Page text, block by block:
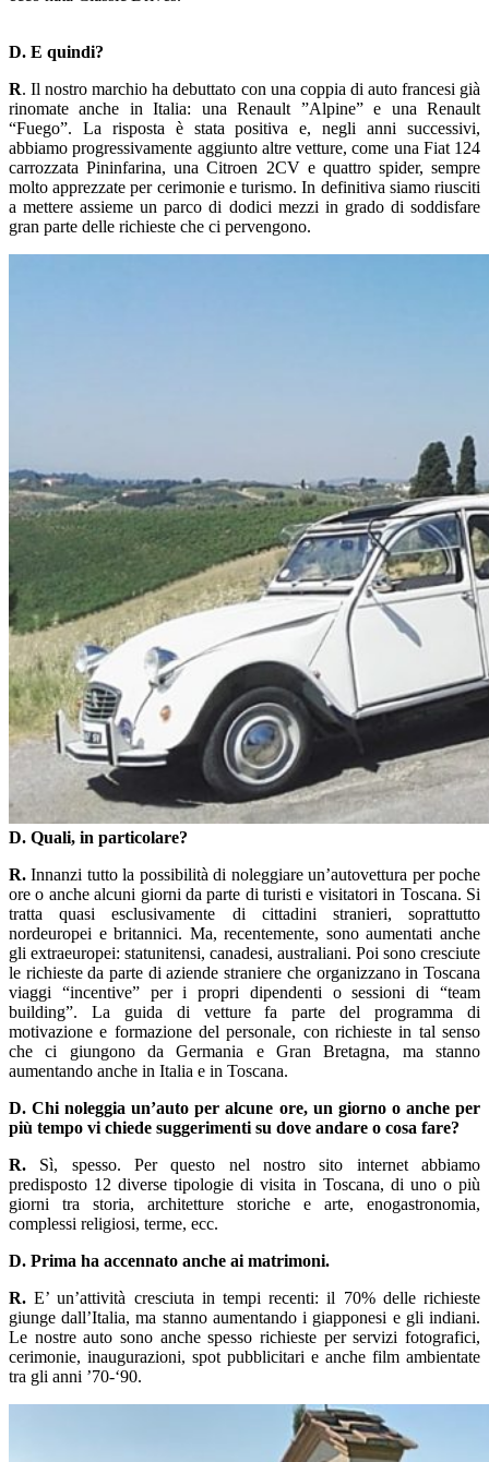
D. E quindi?
R. Il nostro marchio ha debuttato con una coppia di auto francesi già
rinomate anche in Italia: una Renault ”Alpine” e una Renault
“Fuego”. La risposta è stata positiva e, negli anni successivi,
abbiamo progressivamente aggiunto altre vetture, come una Fiat 124
carrozzata Pininfarina, una Citroen 2CV e quattro spider, sempre
molto apprezzate per cerimonie e turismo. In definitiva siamo riusciti
a mettere assieme un parco di dodici mezzi in grado di soddisfare
gran parte delle richieste che ci pervengono.
D. Quali, in particolare?
R. Innanzi tutto la possibilità di noleggiare un’autovettura per poche
ore o anche alcuni giorni da parte di turisti e visitatori in Toscana. Si
tratta quasi esclusivamente di cittadini stranieri, soprattutto
nordeuropei e britannici. Ma, recentemente, sono aumentati anche
gli extraeuropei: statunitensi, canadesi, australiani. Poi sono cresciute
le richieste da parte di aziende straniere che organizzano in Toscana
viaggi “incentive” per i propri dipendenti o sessioni di “team
building”. La guida di vetture fa parte del programma di
motivazione e formazione del personale, con richieste in tal senso
che ci giungono da Germania e Gran Bretagna, ma stanno
aumentando anche in Italia e in Toscana.
D. Chi noleggia un’auto per alcune ore, un giorno o anche per
più tempo vi chiede suggerimenti su dove andare o cosa fare?
R. Sì, spesso. Per questo nel nostro sito internet abbiamo
predisposto 12 diverse tipologie di visita in Toscana, di uno o più
giorni tra storia, architetture storiche e arte, enogastronomia,
complessi religiosi, terme, ecc.
D. Prima ha accennato anche ai matrimoni.
R. E’ un’attività cresciuta in tempi recenti: il 70% delle richieste
giunge dall’Italia, ma stanno aumentando i giapponesi e gli indiani.
Le nostre auto sono anche spesso richieste per servizi fotografici,
cerimonie, inaugurazioni, spot pubblicitari e anche film ambientate
tra gli anni ’70-‘90.